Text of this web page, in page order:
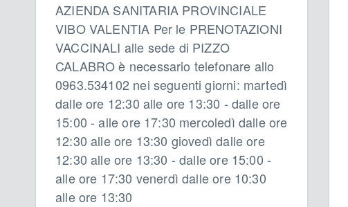
AZIENDA SANITARIA PROVINCIALE
VIBO VALENTIA Per le PRENOTAZIONI
VACCINALI alle sede di PIZZO
CALABRO è necessario telefonare allo
0963.534102 nei seguenti giorni: martedì
dalle ore 12:30 alle ore 13:30 - dalle ore
15:00 - alle ore 17:30 mercoledì dalle ore
12:30 alle ore 13:30 giovedì dalle ore
12:30 alle ore 13:30 - dalle ore 15:00 -
alle ore 17:30 venerdì dalle ore 10:30
alle ore 13:30